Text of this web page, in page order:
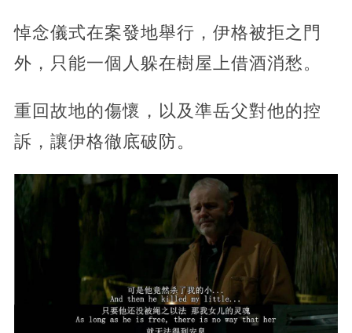
悼念儀式在案發地舉行，伊格被拒之門
外，只能一個人躲在樹屋上借酒消愁。
重回故地的傷懷，以及準岳父對他的控
訴，讓伊格徹底破防。